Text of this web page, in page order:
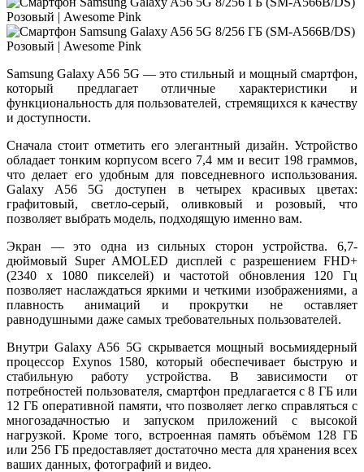
Samsung Galaxy A56 5G — это стильный и мощный смартфон,
который предлагает отличные характеристики и
функциональность для пользователей, стремящихся к качеству
и доступности.
Сначала стоит отметить его элегантный дизайн. Устройство
обладает тонким корпусом всего 7,4 мм и весит 198 граммов,
что делает его удобным для повседневного использования.
Galaxy A56 5G доступен в четырех красивых цветах:
графитовый, светло-серый, оливковый и розовый, что
позволяет выбрать модель, подходящую именно вам.
Экран — это одна из сильных сторон устройства. 6,7-
дюймовый Super AMOLED дисплей с разрешением FHD+
(2340 x 1080 пикселей) и частотой обновления 120 Гц
позволяет наслаждаться яркими и четкими изображениями, а
плавность анимаций и прокрутки не оставляет
равнодушными даже самых требовательных пользователей.
Внутри Galaxy A56 5G скрывается мощный восьмиядерный
процессор Exynos 1580, который обеспечивает быструю и
стабильную работу устройства. В зависимости от
потребностей пользователя, смартфон предлагается с 8 ГБ или
12 ГБ оперативной памяти, что позволяет легко справляться с
многозадачностью и запуском приложений с высокой
нагрузкой. Кроме того, встроенная память объёмом 128 ГБ
или 256 ГБ предоставляет достаточно места для хранения всех
ваших данных, фотографий и видео.